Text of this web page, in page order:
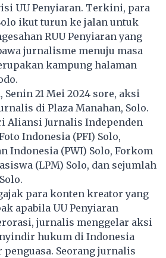
UU Penyiaran. Terkini, para
ikut turun ke jalan untuk
RUU Penyiaran yang
jurnalisme menuju masa
kampung halaman
21 Mei 2024 sore, aksi
di Plaza Manahan, Solo.
Aliansi Jurnalis Independen
Indonesia (PFI) Solo,
Indonesia (PWI) Solo, Forkom
(LPM) Solo, dan sejumlah
para konten kreator yang
apabila UU Penyiaran
jurnalis menggelar aksi
hukum di Indonesia
Seorang jurnalis